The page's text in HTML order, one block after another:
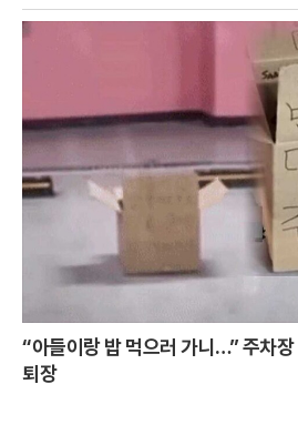
“아들이랑 밥 먹으러 가니…” 주차장
퇴장